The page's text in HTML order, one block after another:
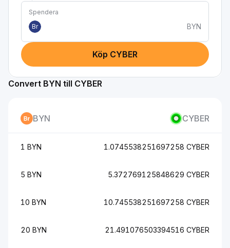
Spendera
Br
BYN
Köp CYBER
Convert BYN till CYBER
BYN CYBER
1 BYN 1.0745538251697258 CYBER
5 BYN 5.372769125848629 CYBER
10 BYN 10.745538251697258 CYBER
20 BYN 21.491076503394516 CYBER